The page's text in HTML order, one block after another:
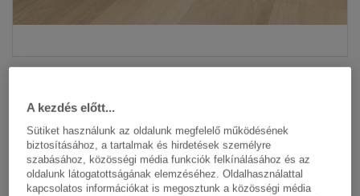
Minden dizájn megtekitése. (200)
A kezdés előtt...
Sütiket használunk az oldalunk megfelelő működésének
biztosításához, a tartalmak és hirdetések személyre
szabásához, közösségi média funkciók felkínálásához és az
oldalunk látogatottságának elemzéséhez. Oldalhasználattal
kapcsolatos információkat is megosztunk a közösségi média